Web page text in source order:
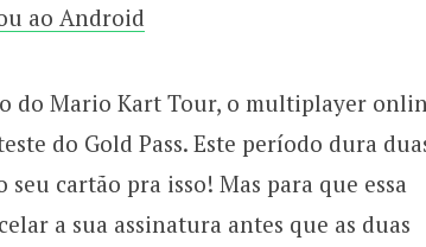
ao Android
do Mario Kart Tour, o multiplayer
do Gold Pass. Este período dura
cartão pra isso! Mas para que essa
a sua assinatura antes que as duas